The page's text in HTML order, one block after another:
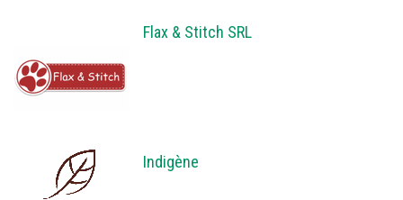
Flax & Stitch SRL
Indigène